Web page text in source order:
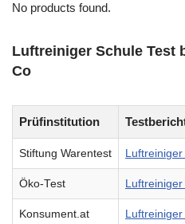
No products found.
Luftreiniger Schule Test
Co
Prüfinstitution
Stiftung Warentest
Öko-Test
Konsument.at